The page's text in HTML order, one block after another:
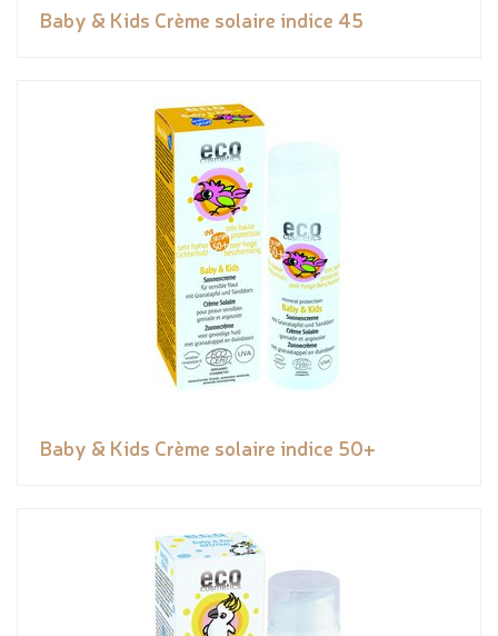
Baby & Kids Crème solaire indice 45
Baby & Kids Crème solaire indice 50+